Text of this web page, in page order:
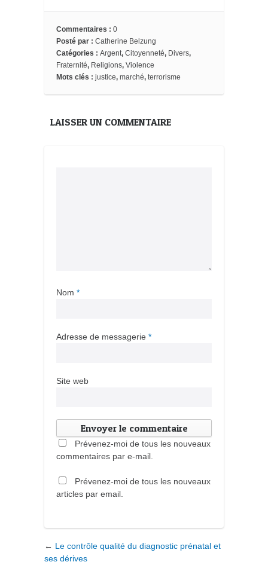
Commentaires : 0
Posté par : Catherine Belzung
Catégories : Argent, Citoyenneté, Divers,
Fraternité, Religions, Violence
Mots clés : justice, marché, terrorisme
LAISSER UN COMMENTAIRE
Nom *
Adresse de messagerie *
Site web
Prévenez-moi de tous les nouveaux
commentaires par e-mail.
Prévenez-moi de tous les nouveaux
articles par email.
← Le contrôle qualité du diagnostic prénatal et
ses dérives